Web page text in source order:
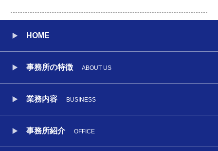
HOME
事務所の特徴 ABOUT US
業務内容 BUSINESS
事務所紹介 OFFICE